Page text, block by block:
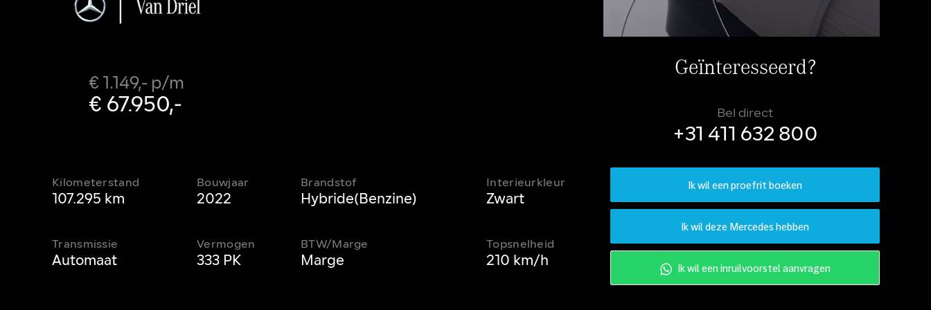
€ 1.149,- p/m
€ 67.950,-
Kilometerstand
107.295 km
Bouwjaar
2022
Brandstof
Hybride(Benzine)
Interieurkleur
Zwart
Transmissie
Automaat
Vermogen
333 PK
BTW/Marge
Marge
Topsnelheid
210 km/h
Geïnteresseerd?
Bel direct
+31 411 632 800
Ik wil een proefrit boeken
Ik wil deze Mercedes hebben
Ik wil een inruilvoorstel aanvragen